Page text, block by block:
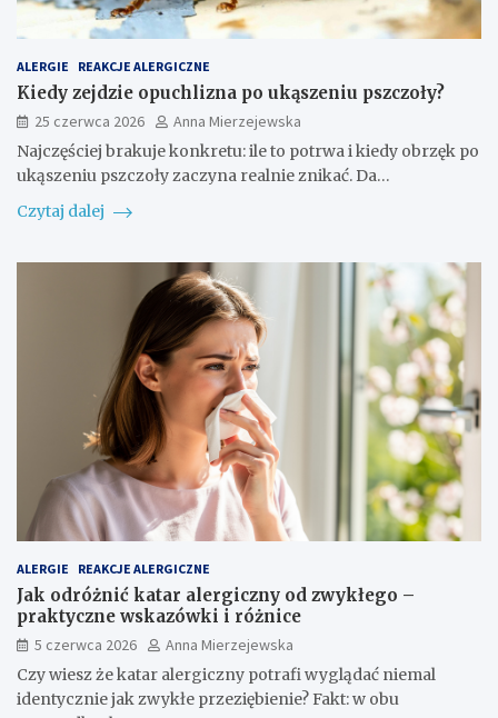
ALERGIE REAKCJE ALERGICZNE
Kiedy zejdzie opuchlizna po ukąszeniu pszczoły?
25 czerwca 2026
Anna Mierzejewska
Najczęściej brakuje konkretu: ile to potrwa i kiedy obrzęk po
ukąszeniu pszczoły zaczyna realnie znikać. Da…
Czytaj dalej
ALERGIE REAKCJE ALERGICZNE
Jak odróżnić katar alergiczny od zwykłego –
praktyczne wskazówki i różnice
5 czerwca 2026
Anna Mierzejewska
Czy wiesz że katar alergiczny potrafi wyglądać niemal
identycznie jak zwykłe przeziębienie? Fakt: w obu